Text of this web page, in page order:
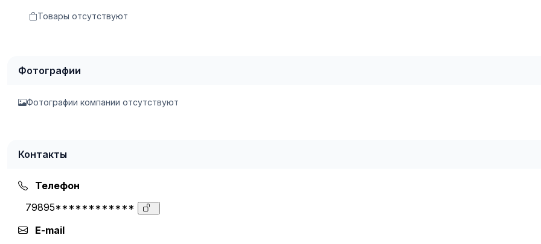
Товары отсутствуют
Фотографии
Фотографии компании отсутствуют
Контакты
Телефон
79895************
E-mail